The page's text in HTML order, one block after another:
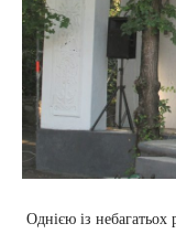
Однією із